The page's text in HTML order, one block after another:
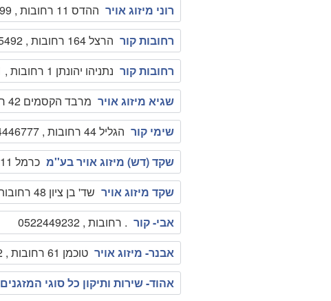
רוני מיזוג אויר ההדס 11 רחובות , 0509891999
רחובות קור הרצל 164 רחובות , 0542025492
רחובות קור נתניהו יהונתן 1 רחובות , 0573336011
שגיא מיזוג אויר מרבד הקסמים 42 רחובות , 0547989827
שימי קור הגליל 44 רחובות , 0504446777
שקד (דש) מיזוג אויר בע''מ כרמל 11 רחובות , 089400457
שקד מיזוג אויר שד' בן ציון 48 רחובות , 0544545181
אבי- קור . רחובות , 0522449232
אבנר- מיזוג אויר טוכמן 61 רחובות , 0525085522
אהוד- שירות ותיקון כל סוגי המזגנים